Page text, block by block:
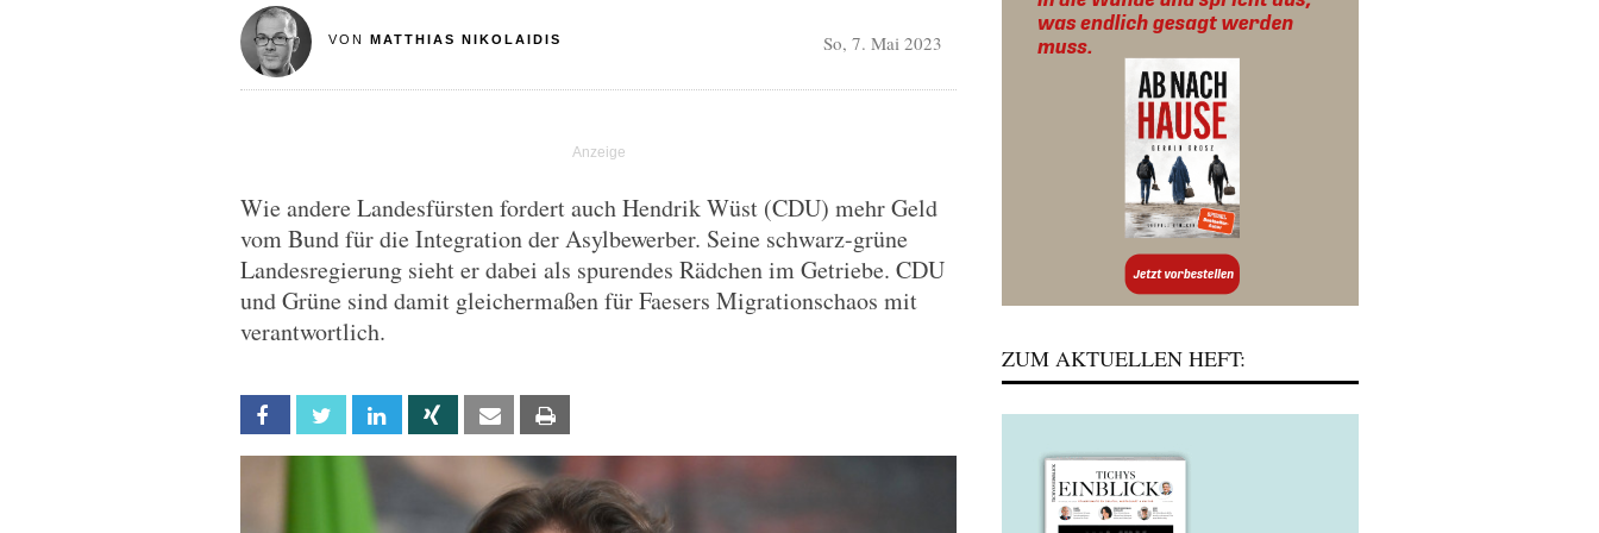
VON MATTHIAS NIKOLAIDIS So, 7. Mai 2023
Wie andere Landesfürsten fordert auch Hendrik Wüst (CDU) mehr Geld
vom Bund für die Integration der Asylbewerber. Seine schwarz-grüne
Landesregierung sieht er dabei als spurendes Rädchen im Getriebe. CDU
und Grüne sind damit gleichermaßen für Faesers Migrationschaos mit
verantwortlich.
Facebook Twitter Linkedin Xing Email
ZUM AKTUELLEN HEFT: